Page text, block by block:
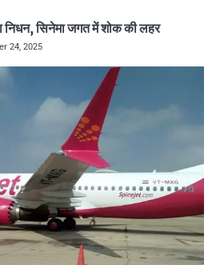
निधन, सिनेमा जगत में शोक की लहर
24, 2025